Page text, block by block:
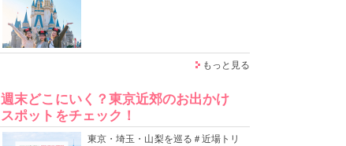
もっと見る
週末どこにいく？東京近郊のお出かけ
スポットをチェック！
東京・埼玉・山梨を巡る＃近場トリ